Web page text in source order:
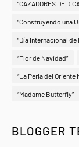
“CAZADORES DE
“Construyendo una
“Día Internacional
“Flor de Navidad”
“La Perla del Oriente
“Madame Butterfly”
BLOGGER